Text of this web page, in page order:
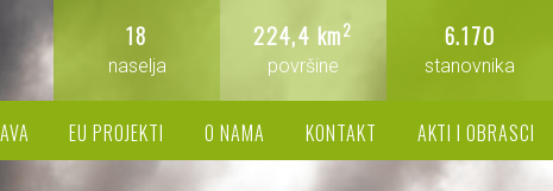
6.170
stanovnika
224,4 km2
površine
18
naselja
EU PROJEKTI O NAMA KONTAKT AKTI I OBRASCI